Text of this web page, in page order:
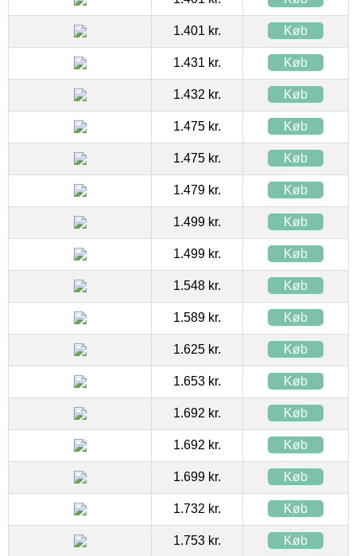
1.401 kr. Køb
1.431 kr. Køb
1.432 kr. Køb
1.475 kr. Køb
1.475 kr. Køb
1.479 kr. Køb
1.499 kr. Køb
1.499 kr. Køb
1.548 kr. Køb
1.589 kr. Køb
1.625 kr. Køb
1.653 kr. Køb
1.692 kr. Køb
1.692 kr. Køb
1.699 kr. Køb
1.732 kr. Køb
1.753 kr. Køb